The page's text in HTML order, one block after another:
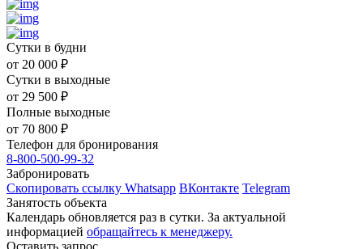
Сутки в будни
от 20 000 ₽
Сутки в выходные
от 29 500 ₽
Полные выходные
от 70 800 ₽
Телефон для бронирования
8-800-500-99-32
Забронировать
Скопировать ссылку Whatsapp ВКонтакте Telegram
Занятость объекта
Календарь обновляется раз в сутки. За актуальной
информацией обращайтесь к менеджеру.
Оставить запрос